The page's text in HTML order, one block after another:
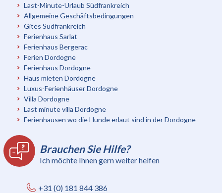
Last-Minute-Urlaub Südfrankreich
Allgemeine Geschäftsbedingungen
Gites Südfrankreich
Ferienhaus Sarlat
Ferienhaus Bergerac
Ferien Dordogne
Ferienhaus Dordogne
Haus mieten Dordogne
Luxus-Ferienhäuser Dordogne
Villa Dordogne
Last minute villa Dordogne
Ferienhausen wo die Hunde erlaut sind in der Dordogne
Brauchen Sie Hilfe?
Ich möchte Ihnen gern weiter helfen
+31 (0) 181 844 386